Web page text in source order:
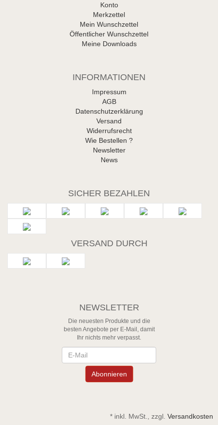
Konto
Merkzettel
Mein Wunschzettel
Öffentlicher Wunschzettel
Meine Downloads
INFORMATIONEN
Impressum
AGB
Datenschutzerklärung
Versand
Widerrufsrecht
Wie Bestellen ?
Newsletter
News
SICHER BEZAHLEN
VERSAND DURCH
NEWSLETTER
Die neuesten Produkte und die
besten Angebote per E-Mail, damit
Ihr nichts mehr verpasst.
Abonnieren
* inkl. MwSt., zzgl. Versandkosten